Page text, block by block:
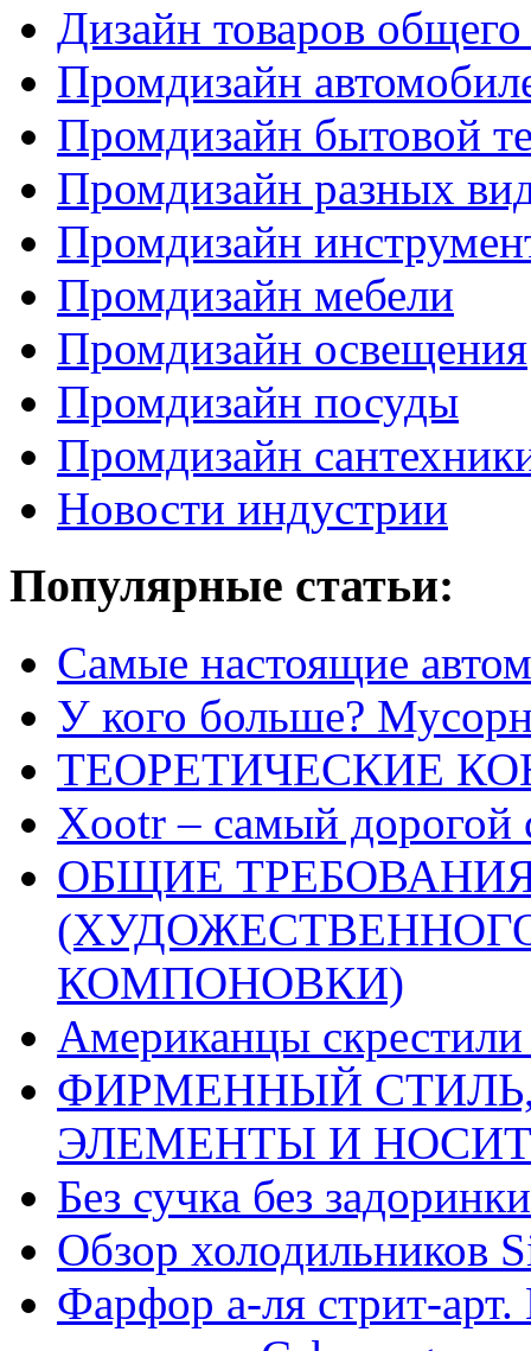
Дизайн товаров общего
Промдизайн
Промдизайн бытовой
Промдизайн разных
Промдизайн
Промдизайн мебели
Промдизайн освещения
Промдизайн посуды
Промдизайн
Новости индустрии
Популярные статьи:
Самые настоящие
У кого больше?
ТЕОРЕТИЧЕСКИЕ
Xootr – самый дорогой
ОБЩИЕ
КОМПОНОВКИ)
Американцы
ФИРМЕННЫЙ
ЭЛЕМЕНТЫ И
Без сучка без
Обзор холодильников
Фарфор а-ля стрит-